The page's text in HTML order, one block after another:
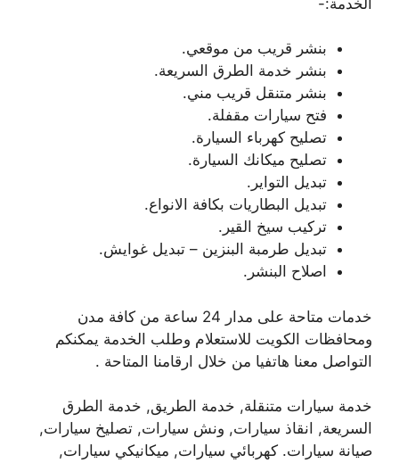
بنشر قريب من موقعي.
بنشر خدمة الطرق السريعة.
بنشر متنقل قريب مني.
فتح سيارات مقفلة.
تصليح كهرباء السيارة.
تصليح ميكانك السيارة.
تبديل التواير.
تبديل البطاريات بكافة الانواع.
تركيب سيخ القير.
تبديل طرمبة البنزين – تبديل غوايش.
اصلاح البنشر.
خدمات متاحة على مدار 24 ساعة من كافة مدن
ومحافظات الكويت للاستعلام وطلب الخدمة يمكنكم
التواصل معنا هاتفيا من خلال ارقامنا المتاحة .
خدمة سيارات متنقلة, خدمة الطريق, خدمة الطرق
السريعة, انقاذ سيارات, ونش سيارات, تصليخ سيارات,
صيانة سيارات. كهربائي سيارات, ميكانيكي سيارات,